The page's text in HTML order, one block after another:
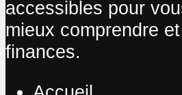
accessibles pour
mieux comprendre
finances.